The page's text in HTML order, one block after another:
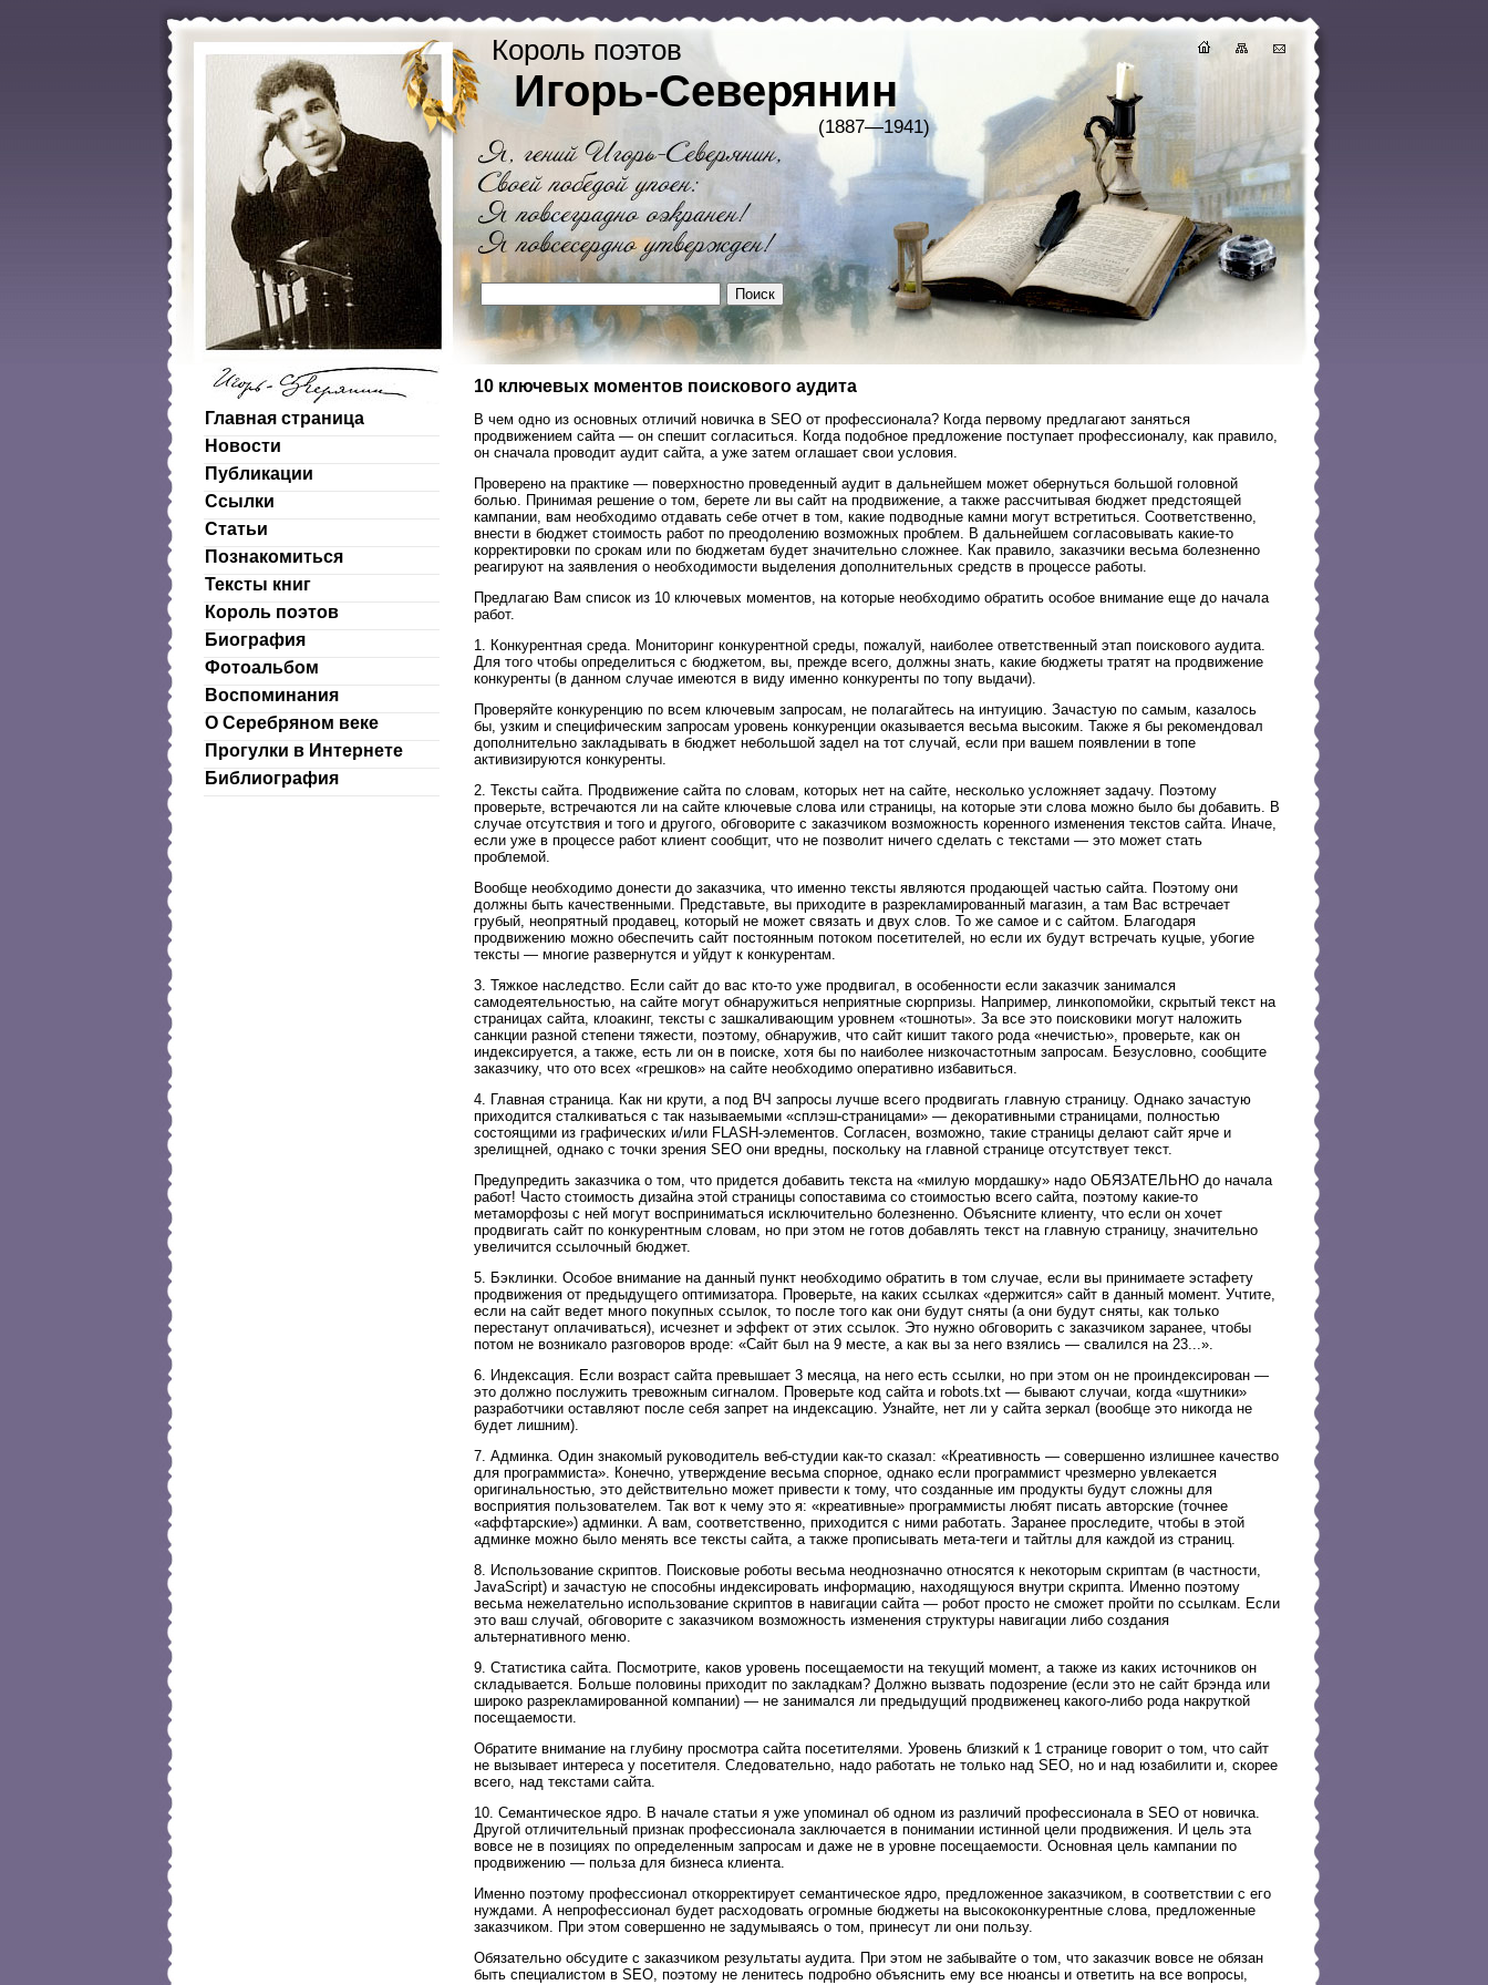
Король поэтов
Игорь-Северянин
(1887—1941)
Главная страница
Новости
Публикации
Ссылки
Статьи
Познакомиться
Тексты книг
Король поэтов
Биография
Фотоальбом
Воспоминания
О Серебряном веке
Прогулки в Интернете
Библиография
10 ключевых моментов поискового аудита
В чем одно из основных отличий новичка в SEO от профессионала? Когда первому предлагают заняться
продвижением сайта — он спешит согласиться. Когда подобное предложение поступает профессионалу, как правило,
он сначала проводит аудит сайта, а уже затем оглашает свои условия.
Проверено на практике — поверхностно проведенный аудит в дальнейшем может обернуться большой головной
болью. Принимая решение о том, берете ли вы сайт на продвижение, а также рассчитывая бюджет предстоящей
кампании, вам необходимо отдавать себе отчет в том, какие подводные камни могут встретиться. Соответственно,
внести в бюджет стоимость работ по преодолению возможных проблем. В дальнейшем согласовывать какие-то
корректировки по срокам или по бюджетам будет значительно сложнее. Как правило, заказчики весьма болезненно
реагируют на заявления о необходимости выделения дополнительных средств в процессе работы.
Предлагаю Вам список из 10 ключевых моментов, на которые необходимо обратить особое внимание еще до начала
работ.
1. Конкурентная среда. Мониторинг конкурентной среды, пожалуй, наиболее ответственный этап поискового аудита.
Для того чтобы определиться с бюджетом, вы, прежде всего, должны знать, какие бюджеты тратят на продвижение
конкуренты (в данном случае имеются в виду именно конкуренты по топу выдачи).
Проверяйте конкуренцию по всем ключевым запросам, не полагайтесь на интуицию. Зачастую по самым, казалось
бы, узким и специфическим запросам уровень конкуренции оказывается весьма высоким. Также я бы рекомендовал
дополнительно закладывать в бюджет небольшой задел на тот случай, если при вашем появлении в топе
активизируются конкуренты.
2. Тексты сайта. Продвижение сайта по словам, которых нет на сайте, несколько усложняет задачу. Поэтому
проверьте, встречаются ли на сайте ключевые слова или страницы, на которые эти слова можно было бы добавить. В
случае отсутствия и того и другого, обговорите с заказчиком возможность коренного изменения текстов сайта. Иначе,
если уже в процессе работ клиент сообщит, что не позволит ничего сделать с текстами — это может стать
проблемой.
Вообще необходимо донести до заказчика, что именно тексты являются продающей частью сайта. Поэтому они
должны быть качественными. Представьте, вы приходите в разрекламированный магазин, а там Вас встречает
грубый, неопрятный продавец, который не может связать и двух слов. То же самое и с сайтом. Благодаря
продвижению можно обеспечить сайт постоянным потоком посетителей, но если их будут встречать куцые, убогие
тексты — многие развернутся и уйдут к конкурентам.
3. Тяжкое наследство. Если сайт до вас кто-то уже продвигал, в особенности если заказчик занимался
самодеятельностью, на сайте могут обнаружиться неприятные сюрпризы. Например, линкопомойки, скрытый текст на
страницах сайта, клоакинг, тексты с зашкаливающим уровнем «тошноты». За все это поисковики могут наложить
санкции разной степени тяжести, поэтому, обнаружив, что сайт кишит такого рода «нечистью», проверьте, как он
индексируется, а также, есть ли он в поиске, хотя бы по наиболее низкочастотным запросам. Безусловно, сообщите
заказчику, что ото всех «грешков» на сайте необходимо оперативно избавиться.
4. Главная страница. Как ни крути, а под ВЧ запросы лучше всего продвигать главную страницу. Однако зачастую
приходится сталкиваться с так называемыми «сплэш-страницами» — декоративными страницами, полностью
состоящими из графических и/или FLASH-элементов. Согласен, возможно, такие страницы делают сайт ярче и
зрелищней, однако с точки зрения SEO они вредны, поскольку на главной странице отсутствует текст.
Предупредить заказчика о том, что придется добавить текста на «милую мордашку» надо ОБЯЗАТЕЛЬНО до начала
работ! Часто стоимость дизайна этой страницы сопоставима со стоимостью всего сайта, поэтому какие-то
метаморфозы с ней могут восприниматься исключительно болезненно. Объясните клиенту, что если он хочет
продвигать сайт по конкурентным словам, но при этом не готов добавлять текст на главную страницу, значительно
увеличится ссылочный бюджет.
5. Бэклинки. Особое внимание на данный пункт необходимо обратить в том случае, если вы принимаете эстафету
продвижения от предыдущего оптимизатора. Проверьте, на каких ссылках «держится» сайт в данный момент. Учтите,
если на сайт ведет много покупных ссылок, то после того как они будут сняты (а они будут сняты, как только
перестанут оплачиваться), исчезнет и эффект от этих ссылок. Это нужно обговорить с заказчиком заранее, чтобы
потом не возникало разговоров вроде: «Сайт был на 9 месте, а как вы за него взялись — свалился на 23...».
6. Индексация. Если возраст сайта превышает 3 месяца, на него есть ссылки, но при этом он не проиндексирован —
это должно послужить тревожным сигналом. Проверьте код сайта и robots.txt — бывают случаи, когда «шутники»
разработчики оставляют после себя запрет на индексацию. Узнайте, нет ли у сайта зеркал (вообще это никогда не
будет лишним).
7. Админка. Один знакомый руководитель веб-студии как-то сказал: «Креативность — совершенно излишнее качество
для программиста». Конечно, утверждение весьма спорное, однако если программист чрезмерно увлекается
оригинальностью, это действительно может привести к тому, что созданные им продукты будут сложны для
восприятия пользователем. Так вот к чему это я: «креативные» программисты любят писать авторские (точнее
«аффтарские») админки. А вам, соответственно, приходится с ними работать. Заранее проследите, чтобы в этой
админке можно было менять все тексты сайта, а также прописывать мета-теги и тайтлы для каждой из страниц.
8. Использование скриптов. Поисковые роботы весьма неоднозначно относятся к некоторым скриптам (в частности,
JavaScript) и зачастую не способны индексировать информацию, находящуюся внутри скрипта. Именно поэтому
весьма нежелательно использование скриптов в навигации сайта — робот просто не сможет пройти по ссылкам. Если
это ваш случай, обговорите с заказчиком возможность изменения структуры навигации либо создания
альтернативного меню.
9. Статистика сайта. Посмотрите, каков уровень посещаемости на текущий момент, а также из каких источников он
складывается. Больше половины приходит по закладкам? Должно вызвать подозрение (если это не сайт брэнда или
широко разрекламированной компании) — не занимался ли предыдущий продвиженец какого-либо рода накруткой
посещаемости.
Обратите внимание на глубину просмотра сайта посетителями. Уровень близкий к 1 странице говорит о том, что сайт
не вызывает интереса у посетителя. Следовательно, надо работать не только над SEO, но и над юзабилити и, скорее
всего, над текстами сайта.
10. Семантическое ядро. В начале статьи я уже упоминал об одном из различий профессионала в SEO от новичка.
Другой отличительный признак профессионала заключается в понимании истинной цели продвижения. И цель эта
вовсе не в позициях по определенным запросам и даже не в уровне посещаемости. Основная цель кампании по
продвижению — польза для бизнеса клиента.
Именно поэтому профессионал откорректирует семантическое ядро, предложенное заказчиком, в соответствии с его
нуждами. А непрофессионал будет расходовать огромные бюджеты на высококонкурентные слова, предложенные
заказчиком. При этом совершенно не задумываясь о том, принесут ли они пользу.
Обязательно обсудите с заказчиком результаты аудита. При этом не забывайте о том, что заказчик вовсе не обязан
быть специалистом в SEO, поэтому не ленитесь подробно объяснить ему все нюансы и ответить на все вопросы,